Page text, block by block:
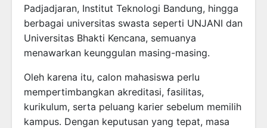
Padjadjaran, Institut Teknologi Bandung, hingga
berbagai universitas swasta seperti UNJANI dan
Universitas Bhakti Kencana, semuanya
menawarkan keunggulan masing-masing.
Oleh karena itu, calon mahasiswa perlu
mempertimbangkan akreditasi, fasilitas,
kurikulum, serta peluang karier sebelum memilih
kampus. Dengan keputusan yang tepat, masa